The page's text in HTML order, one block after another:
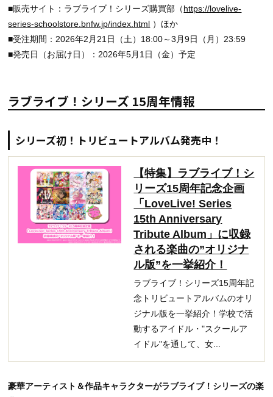
■販売サイト：ラブライブ！シリーズ購買部（https://lovelive-
series-schoolstore.bnfw.jp/index.html ）ほか
■受注期間：2026年2月21日（土）18:00～3月9日（月）23:59
■発売日（お届け日）：2026年5月1日（金）予定
ラブライブ！シリーズ 15周年情報
シリーズ初！トリビュートアルバム発売中！
【特集】ラブライブ！シ
リーズ15周年記念企画
「LoveLive! Series
15th Anniversary
Tribute Album」に収録
される楽曲の”オリジナ
ル版”を一挙紹介！
ラブライブ！シリーズ15周年記
念トリビュートアルバムのオリ
ジナル版を一挙紹介！学校で活
動するアイドル・"スクールア
イドル"を通して、女...
豪華アーティスト＆作品キャラクターがラブライブ！シリーズの楽